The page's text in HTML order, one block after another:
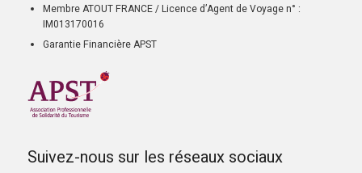
Membre ATOUT FRANCE / Licence d’Agent de Voyage n° :
IM013170016
Garantie Financière APST
Suivez-nous sur les réseaux sociaux